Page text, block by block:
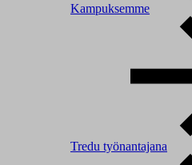
Kampuksemme
Tredu työnantajana